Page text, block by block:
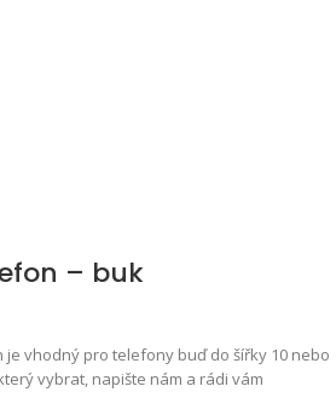
– buk
vhodný pro telefony buď do šířky 10 nebo
vybrat, napište nám a rádi vám